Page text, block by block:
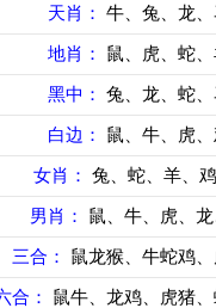
天肖： 牛、兔、龙
地肖： 鼠、虎、蛇
黑中： 兔、龙、蛇
白边： 鼠、牛、虎
女肖： 兔、蛇、羊、
男肖： 鼠、牛、虎、
三合： 鼠龙猴、牛蛇鸡
合： 鼠牛、龙鸡、虎猪